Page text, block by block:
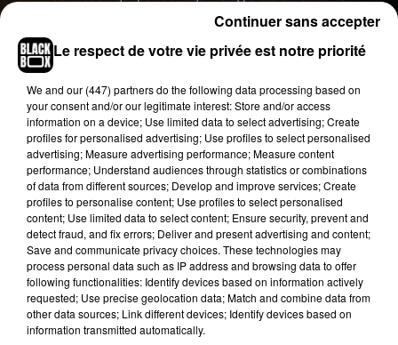
clash envers Booba. En effet, depuis quelques
semaines, les hostilités entre
reparties de plus belle avec des attaques de Rohff
dejuin 2015 lorsque Booba, qui passait une
soirée en boîte de nuit, aurait fait la rencontre
d’une certaine Inès Sberro, qui est aujourd'hui
une candidate de l'émission Les Marseillais VS
Le reste du monde .Selon certaines rumeurs,le
Duc de Boulogne aurait alors passé la nuit avec la
jeune femme qui n'était âgée que de 17 ans à
l'époque des faits.Aujourd'hui, plus de cinq ans
plus tard, cette affaire revient sur le devant de la
scène après qu’un compte
Instagram,lesmarseillaisvsrdm5_, ne republie
ces fameux clichés. Bien entendu, Rohff en a
Le respect de votre vie privée est notre priorité
We and our (447) partnersdo the following data processing based on
your consent and/or our legitimate interest: Store and/or access
information on a device; Use limited data to select advertising; Create
profiles for personalised advertising; Use profiles to select personalised
advertising; Measure advertising performance; Measure content
performance; Understand audiences through statistics or combinations
of data from different sources; Develop and improve services; Create
profiles to personalise content; Use profiles to select personalised
content; Use limited data to select content; Ensure security, prevent and
detect fraud, and fix errors; Deliver and present advertising and content;
Save and communicate privacy choices. These technologies may
process personal data such as IP address and browsing data to offer
following functionalities: Identify devices based on information actively
requested; Use precise geolocation data; Match and combine data from
other data sources; Link different devices; Identify devices based on
information transmitted automatically.
Continuer sans accepter